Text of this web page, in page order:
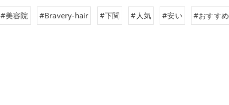
#美容院 #Bravery-hair #下関 #人気 #安い #おすすめ